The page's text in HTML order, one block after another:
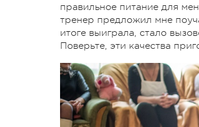
правильное питание для
тренер предложил мне
итоге выиграла, стало
Поверьте, эти качества